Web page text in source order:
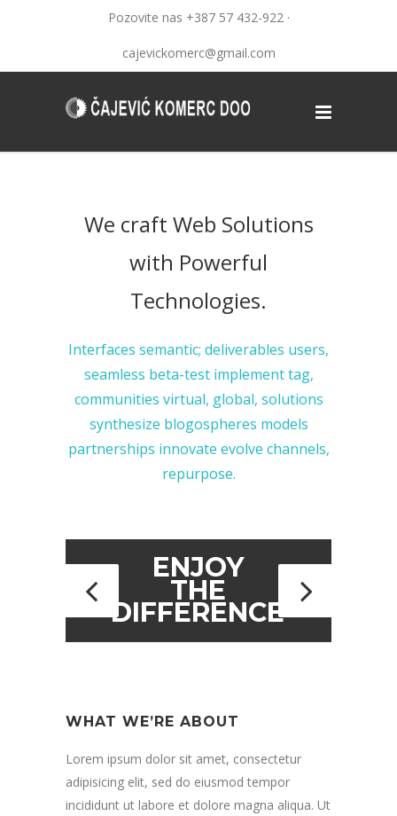
Pozovite nas +387 57 432-922 ·
cajevickomerc@gmail.com
We craft Web Solutions
with Powerful
Technologies.
Interfaces semantic; deliverables users,
seamless beta-test implement tag,
communities virtual, global, solutions
synthesize blogospheres models
partnerships innovate evolve channels,
repurpose.
ENJOY
THE
DIFFERENCE
WHAT WE’RE ABOUT
Lorem ipsum dolor sit amet, consectetur
adipisicing elit, sed do eiusmod tempor
incididunt ut labore et dolore magna aliqua. Ut